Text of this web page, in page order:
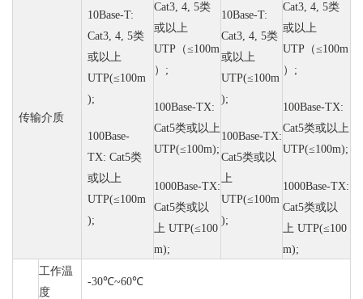
传输介质
10Base-T:
Cat3, 4, 5类
或以上
UTP(≤100m
);
100Base-
TX: Cat5类
或以上
UTP(≤100m
);
Cat3, 4, 5类
或以上
UTP （≤100m
） ;
100Base-TX:
Cat5类或以上
UTP(≤100m);
1000Base-TX:
Cat5类或以
上 UTP(≤100
m);
10Base-T:
Cat3, 4, 5类
或以上
UTP(≤100m
);
100Base-TX:
Cat5类或以
上
UTP(≤100m
);
Cat3, 4, 5类
或以上
UTP （≤100m
） ;
100Base-TX:
Cat5类或以上
UTP(≤100m);
1000Base-TX:
Cat5类或以
上 UTP(≤100
m);
工作温
度
-30℃~60℃